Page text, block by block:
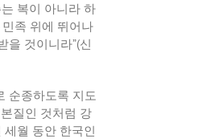
복이 아니라 하
족 위에 뛰어나
을 것이니라”(신
순종하도록 지도
질인 것처럼 강
월 동안 한국인